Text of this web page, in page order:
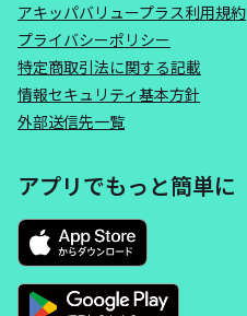
アキッパバリュープラス利用規約
プライバシーポリシー
特定商取引法に関する記載
情報セキュリティ基本方針
外部送信先一覧
アプリでもっと簡単に